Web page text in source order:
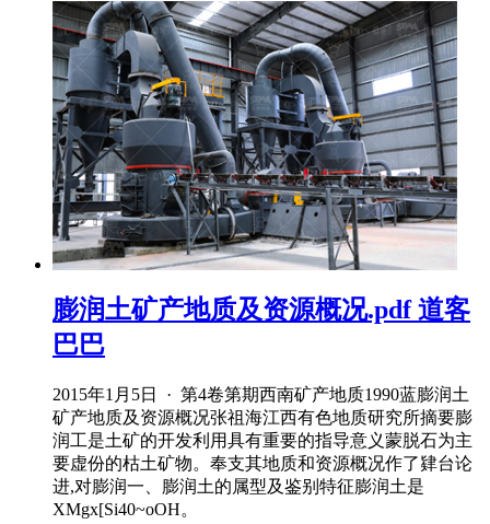
膨润土矿产地质及资源概况.pdf 道客
巴巴
2015年1月5日 · 第4卷第期西南矿产地质1990蓝膨润土
矿产地质及资源概况张祖海江西有色地质研究所摘要膨
润工是土矿的开发利用具有重要的指导意义蒙脱石为主
要虚份的枯土矿物。奉支其地质和资源概况作了肄台论
进,对膨润一、膨润土的属型及鉴别特征膨润土是
XMgx[Si40~oOH。